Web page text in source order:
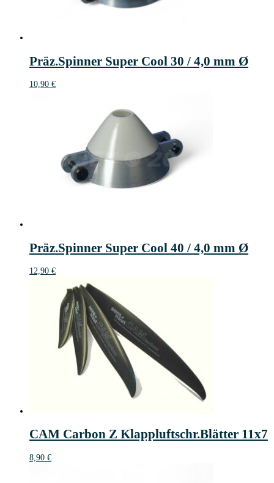
Präz.Spinner Super Cool 30 / 4,0 mm Ø
10,90 €
Präz.Spinner Super Cool 40 / 4,0 mm Ø
12,90 €
CAM Carbon Z Klappluftschr.Blätter 11x7
8,90 €